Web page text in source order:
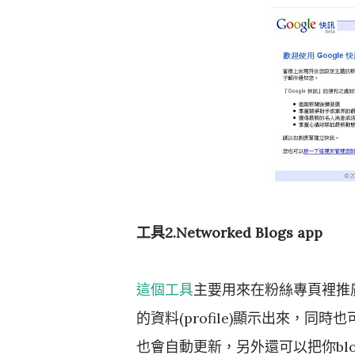
工具2.Networked Blogs app
這個工具主要用來在粉絲專頁裡
的資料(profile)顯示出來，同時也
也會自動更新，另外還可以把你